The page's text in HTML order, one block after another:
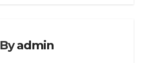
Byadmin